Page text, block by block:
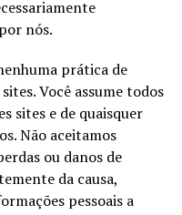
nós.
prática de
Você assume todos
sites e de quaisquer
Não aceitamos
ou danos de
da causa,
pessoais a